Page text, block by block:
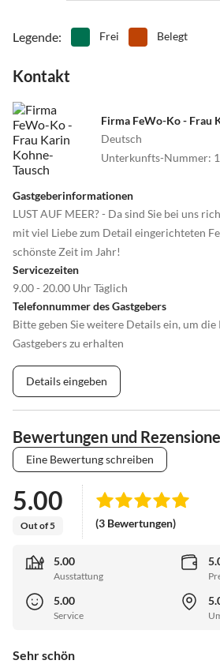
Legende: Frei Belegt
Kontakt
Firma FeWo-Ko - Frau
Deutsch
Unterkunfts-Nummer:
Gastgeberinformationen
LUST AUF MEER? - Da sind Sie bei uns
mit viel Liebe zum Detail eingerichteten
schönste Zeit im Jahr!
Servicezeiten
9.00 - 20.00 Uhr Täglich
Telefonnummer des Gastgebers
Bitte geben Sie weitere Details ein, um
Gastgebers zu erhalten
Details eingeben
Bewertungen und
Eine Bewertung schreiben
5.00
Out of 5 (3 Bewertungen)
5.00
Ausstattung
5.00
Service
Sehr schön